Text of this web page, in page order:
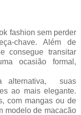
fashion sem perder
chave. Além de
consegue transitar
ocasião formal,
alternativa, suas
ao mais elegante.
com mangas ou de
modelo de macacão